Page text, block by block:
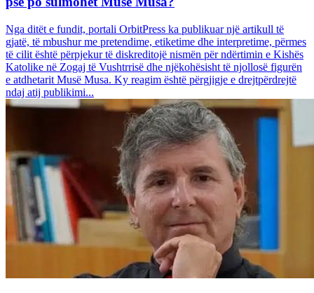
Nga ditët e fundit, portali OrbitPress ka publikuar një artikull të
gjatë, të mbushur me pretendime, etiketime dhe interpretime, përmes
të cilit është përpjekur të diskreditojë nismën për ndërtimin e Kishës
Katolike në Zogaj të Vushtrrisë dhe njëkohësisht të njollosë figurën
e atdhetarit Musë Musa. Ky reagim është përgjigje e drejtpërdrejtë
ndaj atij publikimi...